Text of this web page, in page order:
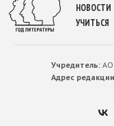
НОВОСТИ
УЧИТЬСЯ
Учредитель:АО
Адрес